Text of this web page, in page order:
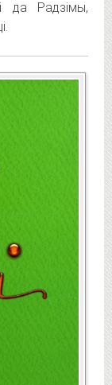
да Радзімы,